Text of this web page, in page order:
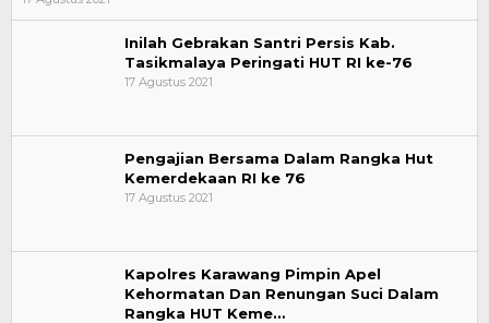
Inilah Gebrakan Santri Persis Kab.
Tasikmalaya Peringati HUT RI ke-76
17 Agustus 2021
Pengajian Bersama Dalam Rangka Hut
Kemerdekaan RI ke 76
17 Agustus 2021
Kapolres Karawang Pimpin Apel
Kehormatan Dan Renungan Suci Dalam
Rangka HUT Keme…